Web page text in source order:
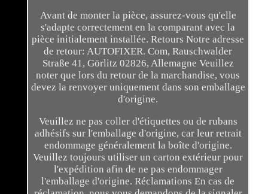
Avant de monter la pièce, assurez-vous qu'elle
s'adapte correctement en la comparant avec la
pièce initialement installée. Retours Notre adresse
de retour: AUTOFIXER. Com, Rauschwalder
Straße 41, Görlitz 02826, Allemagne Veuillez
noter que lors du retour de la marchandise, vous
devez la renvoyer uniquement dans son emballage
d'origine.
Veuillez ne pas coller d'étiquettes ou de rubans
adhésifs sur l'emballage d'origine, car leur retrait
endommage généralement la boîte d'origine.
Veuillez toujours utiliser un carton extérieur pour
l'expédition afin de ne pas endommager
l'emballage d'origine. Réclamations En cas de